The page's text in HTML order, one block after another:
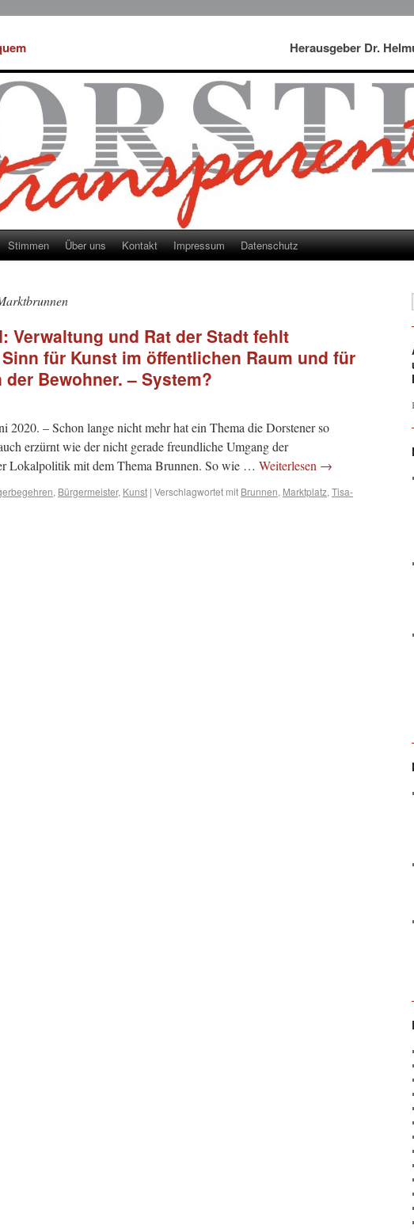
Herausgeber Dr.
Stimmen Über uns Kontakt Impressum Datenschutz
Verwaltung und Rat der Stadt fehlt
für Kunst im öffentlichen Raum und für
Bewohner. – System?
2020. – Schon lange nicht mehr hat ein Thema die Dorstener so
erzürnt wie der nicht gerade freundliche Umgang der
Lokalpolitik mit dem Thema Brunnen. So wie … Weiterlesen →
, Bürgermeister, Kunst | Verschlagwortet mit Brunnen, Marktplatz, Tisa-